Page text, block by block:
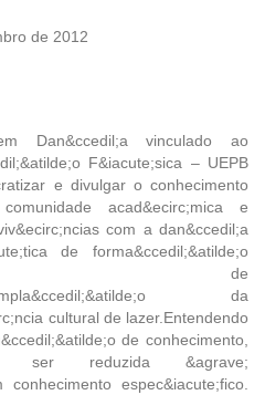
de 2012
Dan&ccedil;a vinculado ao
F&iacute;sica – UEPB
e divulgar o conhecimento
acad&ecirc;mica e
com a dan&ccedil;a
de forma&ccedil;&atilde;o
de
da
cultural de lazer.Entendendo
de conhecimento,
ser reduzida &agrave;
espec&iacute;fico.